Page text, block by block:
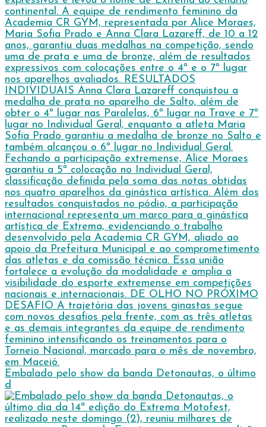
Embalado pelo show da banda Detonautas, o último
d